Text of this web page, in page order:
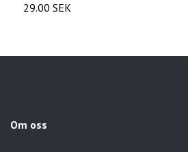
29.00 SEK
Om oss